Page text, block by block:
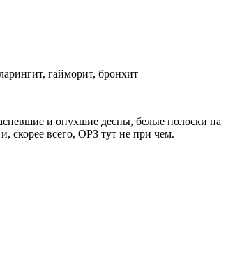
гайморит, бронхит
и опухшие десны, белые полоски на
и, скорее всего, ОРЗ тут не при чем.